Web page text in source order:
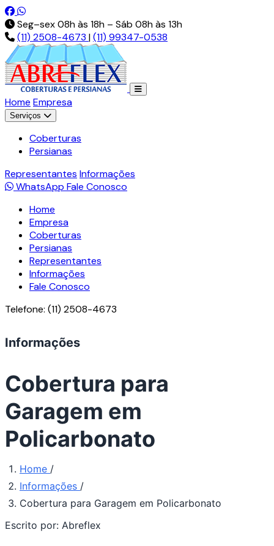
Pt-br.facebook.com
Api.whatsapp.com
Seg–sex 08h às 18h – Sáb 08h às 13h
(11) 2508-4673 |(11) 99347-0538
Home Empresa
Serviços
Coberturas
Persianas
Representantes Informações
WhatsApp Fale Conosco
Home
Empresa
Coberturas
Persianas
Representantes
Informações
Fale Conosco
Telefone: (11) 2508-4673
Informações
Cobertura para
Garagem em
Policarbonato
Home /
Informações /
Cobertura para Garagem em Policarbonato
Escrito por: Abreflex